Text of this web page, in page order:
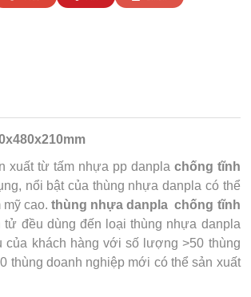
xuất từ tấm nhựa pp danpla chống tĩnh
nổi bật của thùng nhựa danpla có thể
cao. thùng nhựa danpla chống tĩnh
đều dùng đến loại thùng nhựa danpla
của khách hàng với số lượng >50 thùng
thùng doanh nghiệp mới có thể sản xuất